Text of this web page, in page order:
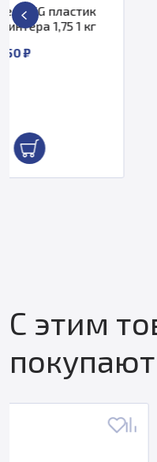
С этим
покупают